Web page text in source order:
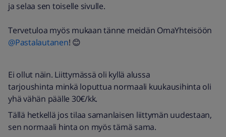
ja selaa sen toiselle sivulle.
Tervetuloa myös mukaan tänne meidän OmaYhteisöön ​
@Pastalautanen! 😊
Ei ollut näin. Liittymässä oli kyllä alussa
tarjoushinta minkä loputtua normaali kuukausihinta oli
yhä vähän päälle 30€/kk.
Tällä hetkellä jos tilaa samanlaisen liittymän uudestaan,
sen normaali hinta on myös tämä sama.